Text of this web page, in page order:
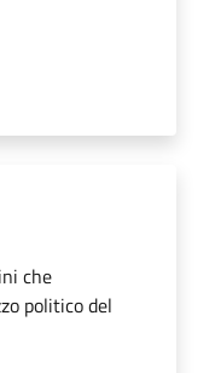
che
politico del